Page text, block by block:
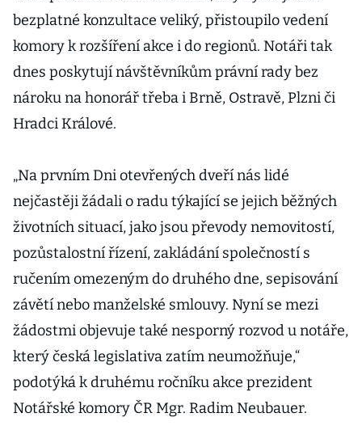
bezplatné konzultace veliký, přistoupilo vedení
komory k rozšíření akce i do regionů. Notáři tak
dnes poskytují návštěvníkům právní rady bez
nároku na honorář třeba i Brně, Ostravě, Plzni či
Hradci Králové.
„Na prvním Dni otevřených dveří nás lidé
nejčastěji žádali o radu týkající se jejich běžných
životních situací, jako jsou převody nemovitostí,
pozůstalostní řízení, zakládání společností s
ručením omezeným do druhého dne, sepisování
závětí nebo manželské smlouvy. Nyní se mezi
žádostmi objevuje také nesporný rozvod u notáře,
který česká legislativa zatím neumožňuje,“
podotýká k druhému ročníku akce prezident
Notářské komory ČR Mgr. Radim Neubauer.